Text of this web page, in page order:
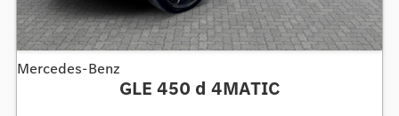
Mercedes-Benz
GLE 450 d 4MATIC